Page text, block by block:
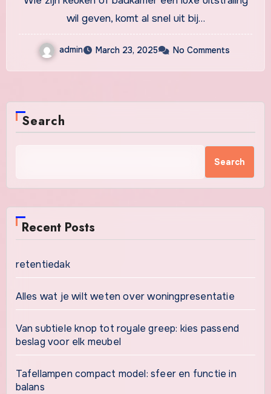
wil geven, komt al snel uit bij…
admin March 23, 2025 No Comments
Search
Search
Recent Posts
retentiedak
Alles wat je wilt weten over woningpresentatie
Van subtiele knop tot royale greep: kies passend
beslag voor elk meubel
Tafellampen compact model: sfeer en functie in
balans